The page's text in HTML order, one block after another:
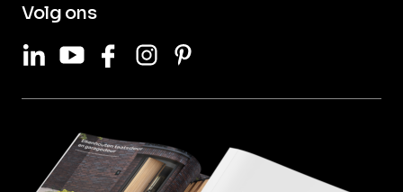
Volg ons
LinkedInYoutubeFacebookInstagram